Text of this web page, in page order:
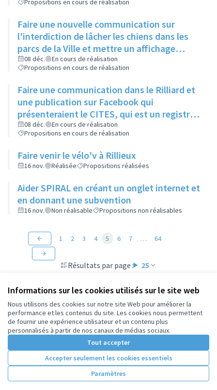
Informations sur les cookies utilisés sur le site web
Nous utilisons des cookies sur notre site Web pour améliorer la
performance et les contenus du site. Les cookies nous permettent
de fournir une expérience utilisateur et un contenu plus
personnalisés à partir de nos canaux de médias sociaux.
Tout accepter
Accepter seulement les cookies essentiels
Paramètres
principaux signaux, via un article dans le
Rilliard et/ou le Facebook de la ville
Propositions en cours de réalisation
Faire une nouvelle communication sur
l'interdiction de lâcher les chiens dans les
parcs de la Ville et mettre un affichage
mentionnant l'arrêté municipal à l'entrée de
chaque parc
08 déc.
En cours de réalisation
Propositions en cours de réalisation
Faire une communication dans le Rilliard et
une publication sur Facebook qui
présenteraient le CITES, qui est un registre
des animaux dangereux ou protégés, et
donneraient le lien pour y accéder.
08 déc.
En cours de réalisation
Propositions en cours de réalisation
Faire venir le vélo'v à Rillieux
16 nov. Réalisée Propositions réalisées
Aider SPIRAL en créant un onglet internet et
en donnant une subvention
16 nov. Non réalisable Propositions non réalisables
Résultats par page : 25
1 2 3 4 5 6 7 … 64
Conditions d'utilisation
Paramètres des cookies
(Lien externe)Open Source Politics
(Lien externe)
grâce au
Decidim
.
Licence
(Lien